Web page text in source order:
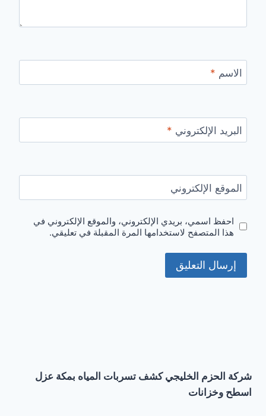
الاسم *
البريد الإلكتروني *
الموقع الإلكتروني
احفظ اسمي، بريدي الإلكتروني، والموقع الإلكتروني في
هذا المتصفح لاستخدامها المرة المقبلة في تعليقي.
شركة الحزم الخليجي كشف تسربات المياه بمكة عزل
اسطح وخزانات